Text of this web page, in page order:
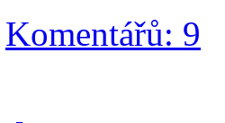
Komentářů: 9